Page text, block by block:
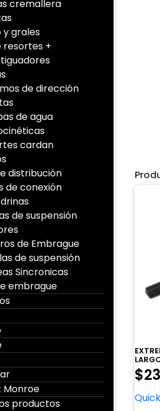
cremallera
y grales
resortes +
de dirección
de agua
cardan
distribución
de conexión
de suspensión
de Embrague
de suspensión
Sincronicas
embrague
Monroe
productos
$